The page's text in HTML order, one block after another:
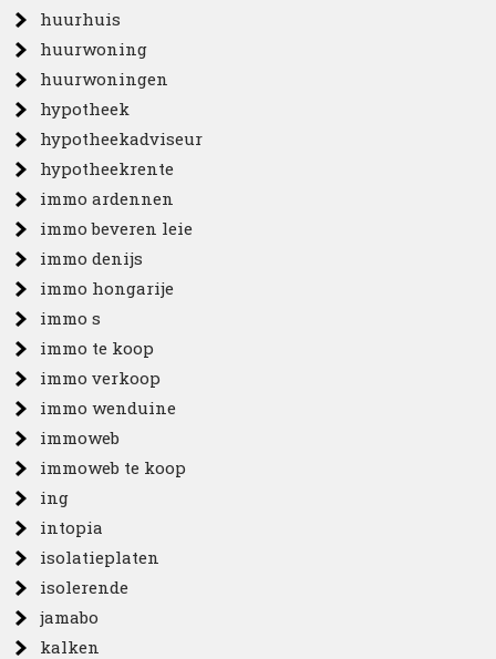
huurhuis
huurwoning
huurwoningen
hypotheek
hypotheekadviseur
hypotheekrente
immo ardennen
immo beveren leie
immo denijs
immo hongarije
immo s
immo te koop
immo verkoop
immo wenduine
immoweb
immoweb te koop
ing
intopia
isolatieplaten
isolerende
jamabo
kalken